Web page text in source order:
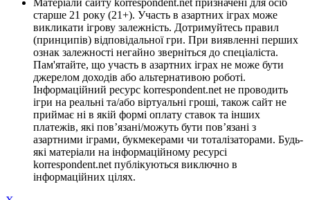
старше 21 року (21+). Участь в азартних іграх може
викликати ігрову залежність. Дотримуйтесь правил
(принципів) відповідальної гри. При виявленні перших
ознак залежності негайно зверніться до спеціаліста.
Пам'ятайте, що участь в азартних іграх не може бути
джерелом доходів або альтернативою роботі.
Інформаційний ресурс korrespondent.net не проводить
ігри на реальні та/або віртуальні гроші, також сайт не
приймає ні в якій формі оплату ставок та інших
платежів, які пов’язані/можуть бути пов’язані з
азартними іграми, букмекерами чи тоталізаторами. Будь-
які матеріали на інформаційному ресурсі
korrespondent.net публікуються виключно в
інформаційних цілях.